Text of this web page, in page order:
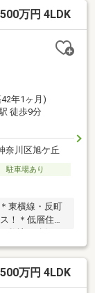
関には高い収
ストサウナ■家
幡西町入口」
用可能
万円 4LDK
年1ヶ月)
徒歩9分
奈川区旭ケ丘
駐車場あり
東横線・反町
！＊低層住居
・浴室を配
＊ご家族それ
ス付き！マイ
ち着いた住環
万円 4LDK